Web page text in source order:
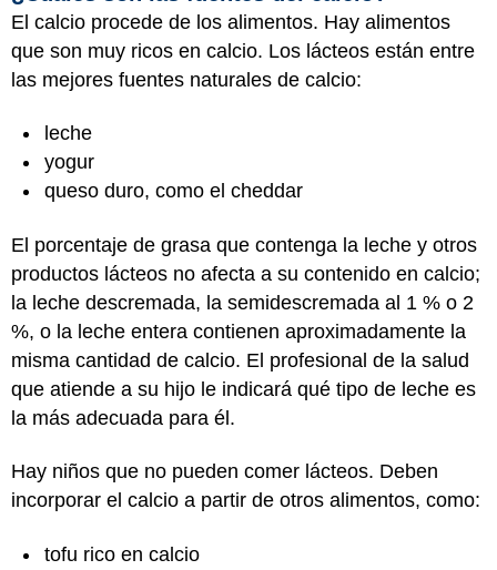
El calcio procede de los alimentos. Hay alimentos
que son muy ricos en calcio. Los lácteos están entre
las mejores fuentes naturales de calcio:
leche
yogur
queso duro, como el cheddar
El porcentaje de grasa que contenga la leche y otros
productos lácteos no afecta a su contenido en calcio;
la leche descremada, la semidescremada al 1 % o 2
%, o la leche entera contienen aproximadamente la
misma cantidad de calcio. El profesional de la salud
que atiende a su hijo le indicará qué tipo de leche es
la más adecuada para él.
Hay niños que no pueden comer lácteos. Deben
incorporar el calcio a partir de otros alimentos, como:
tofu rico en calcio